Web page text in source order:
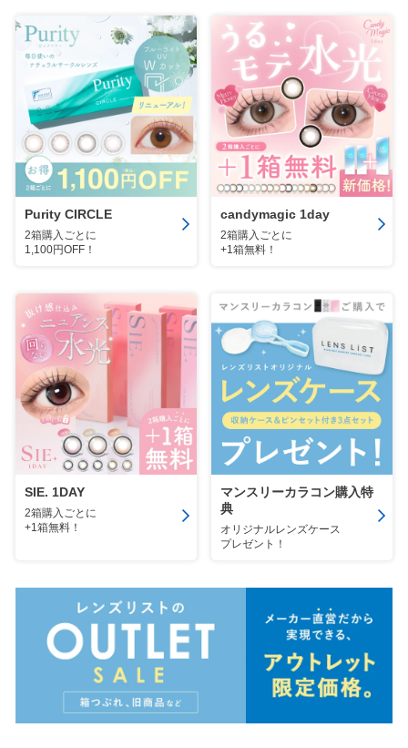
Purity CIRCLE
2箱購入ごとに
1,100円OFF！
candymagic 1day
2箱購入ごとに
+1箱無料！
SIE. 1DAY
2箱購入ごとに
+1箱無料！
マンスリーカラコン購入特
典
オリジナルレンズケース
プレゼント！